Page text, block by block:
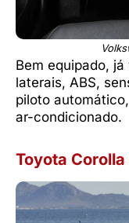
Bem equipado,
laterais, ABS,
piloto
ar-condicionado.
Toyota Corolla